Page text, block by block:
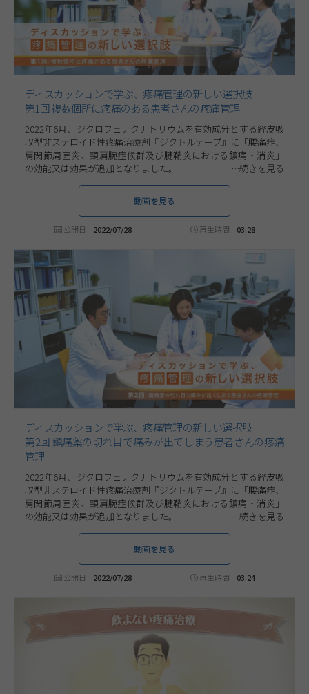
ディスカッションで学ぶ、疼痛管理の新しい選択肢
第1回 複数個所に疼痛のある患者さんの疼痛管理
2022年6月、ジクロフェナクナトリウムを有効成分とする経皮吸
収型非ステロイド性疼痛治療剤『ジクトルテープ』に「腰痛症、
肩関節周囲炎、頸肩腕症候群及び腱鞘炎における鎮痛・消炎」
の効能又は効果が追加となりました。
患者像についてディスカッションします。今回のテーマは、「複
数箇所に疼痛がある患者さんの疼痛管理」です。ぜひご視聴くだ
動画を見る
公開日 2022/07/28 再生時間 03:28
ディスカッションで学ぶ、疼痛管理の新しい選択肢
第2回 鎮痛薬の切れ目で痛みが出てしまう患者さんの疼痛
管理
2022年6月、ジクロフェナクナトリウムを有効成分とする経皮吸
収型非ステロイド性疼痛治療剤『ジクトルテープ』に「腰痛症、
肩関節周囲炎、頸肩腕症候群及び腱鞘炎における鎮痛・消炎」
の効能又は効果が追加となりました。
痛薬の切れ目で痛みが出てしまう患者さんの疼痛管理」です。ぜ
ひご視聴ください。
動画を見る
公開日 2022/07/28 再生時間 03:24